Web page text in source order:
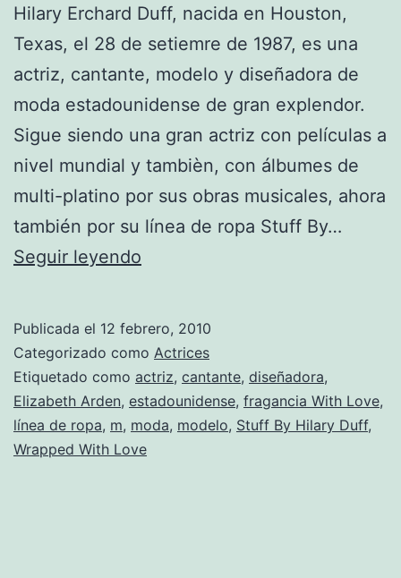
Hilary Erchard Duff, nacida en Houston,
Texas, el 28 de setiemre de 1987, es una
actriz, cantante, modelo y diseñadora de
moda estadounidense de gran explendor.
Sigue siendo una gran actriz con películas a
nivel mundial y tambièn, con álbumes de
multi-platino por sus obras musicales, ahora
también por su línea de ropa Stuff By…
Seguir leyendo
de
muchos
lados
para
Publicada el 12 febrero, 2010
Categorizado como Actrices
Etiquetado como actriz, cantante, diseñadora,
Elizabeth Arden, estadounidense, fragancia With Love,
línea de ropa, m, moda, modelo, Stuff By Hilary Duff,
Wrapped With Love